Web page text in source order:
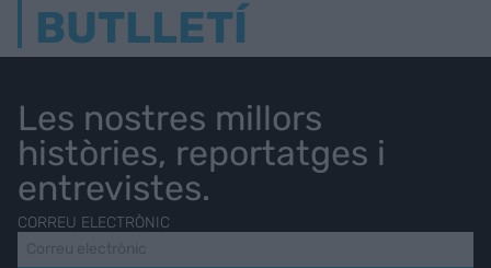
BUTLLETÍ
Les nostres millors
històries, reportatges i
entrevistes.
CORREU ELECTRÒNIC